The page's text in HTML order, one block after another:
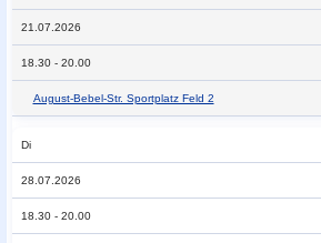
21.07.2026
18.30 - 20.00
August-Bebel-Str. Sportplatz Feld 2
Di
28.07.2026
18.30 - 20.00